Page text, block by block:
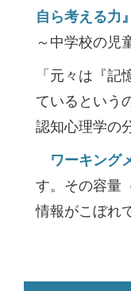
自ら考える力
～中学校の児
「元々は『
ているという
認知心理学の
ワーキング
す。その容量
情報がこぼれ